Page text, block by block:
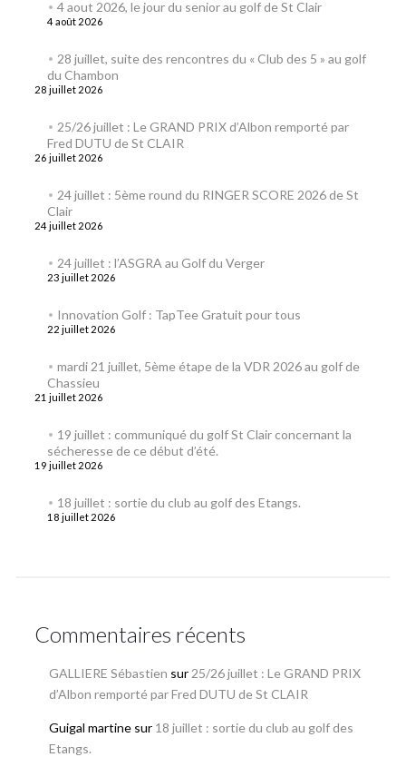
4 aout 2026, le jour du senior au golf de St Clair
4 août 2026
28 juillet, suite des rencontres du « Club des 5 » au golf
du Chambon
28 juillet 2026
25/26 juillet : Le GRAND PRIX d’Albon remporté par
Fred DUTU de St CLAIR
26 juillet 2026
24 juillet : 5ème round du RINGER SCORE 2026 de St
Clair
24 juillet 2026
24 juillet : l’ASGRA au Golf du Verger
23 juillet 2026
Innovation Golf : TapTee Gratuit pour tous
22 juillet 2026
mardi 21 juillet, 5ème étape de la VDR 2026 au golf de
Chassieu
21 juillet 2026
19 juillet : communiqué du golf St Clair concernant la
sécheresse de ce début d’été.
19 juillet 2026
18 juillet : sortie du club au golf des Etangs.
18 juillet 2026
Commentaires récents
GALLIERE Sébastien sur 25/26 juillet : Le GRAND PRIX
d’Albon remporté par Fred DUTU de St CLAIR
Guigal martinesur 18 juillet : sortie du club au golf des
Etangs.